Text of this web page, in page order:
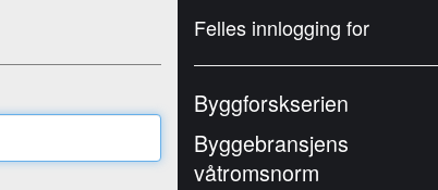
Felles innlogging for
Byggforskserien
Byggebransjens
våtromsnorm